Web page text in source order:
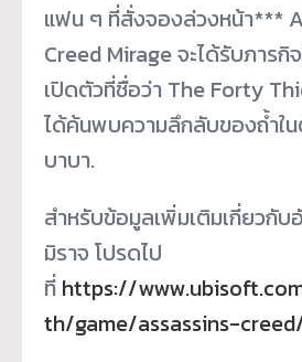
แฟน ๆ ที่สั่งจองล่วงหน้า***
Creed Mirage จะได้รับภารกิ
เปิดตัวที่ชื่อว่า The Forty
ได้ค้นพบความลึกลับของถ้ำใ
บาบา.
สำหรับข้อมูลเพิ่มเติมเกี่ยวกั
มิราจ โปรดไป
ที่ https://
th/game/assassins-